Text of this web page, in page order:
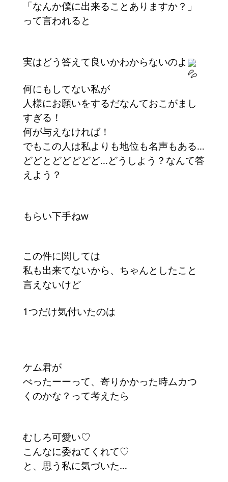
「なんか僕に出来ることありますか？」
って言われると
実はどう答えて良いかわからないのよ
何にもしてない私が
人様にお願いをするだなんておこがまし
すぎる！
何が与えなければ！
でもこの人は私よりも地位も名声もある…
どどとどどどどど…どうしよう？なんて答
えよう？
もらい下手ねw
この件に関しては
私も出来てないから、ちゃんとしたこと
言えないけど
1つだけ気付いたのは
ケム君が
べったーーって、寄りかかった時ムカつ
くのかな？って考えたら
むしろ可愛い♡
こんなに委ねてくれて♡
と、思う私に気づいた…